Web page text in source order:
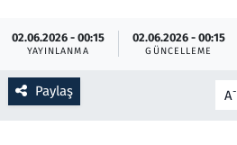
02.06.2026 - 00:15
YAYINLANMA
02.06.2026 - 00:15
GÜNCELLEME
Paylaş A-
Memur ve Kamu
Otomobil